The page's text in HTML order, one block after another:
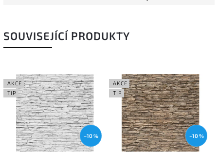
SOUVISEJÍCÍ PRODUKTY
AKCE
TIP
–10 %
AKCE
TIP
–10 %